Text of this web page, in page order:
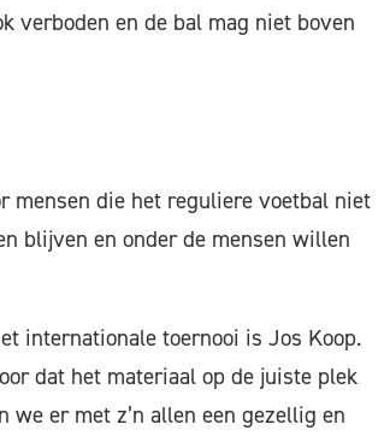
verboden en de bal mag niet boven
mensen die het reguliere voetbal niet
blijven en onder de mensen willen
internationale toernooi is Jos Koop.
dat het materiaal op de juiste plek
we er met z’n allen een gezellig en